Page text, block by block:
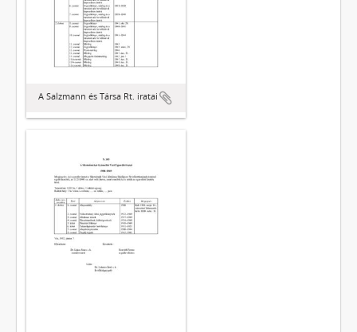
A Salzmann és Társa Rt. iratai